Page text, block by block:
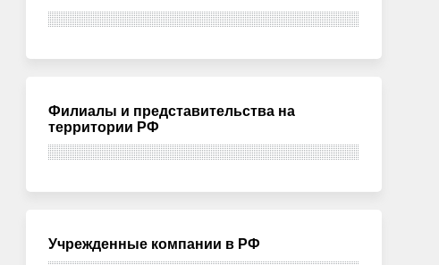
Филиалы и представительства на
территории РФ
Учрежденные компании в РФ